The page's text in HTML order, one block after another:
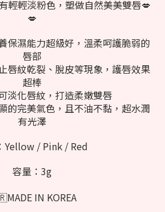
輕輕淡粉色，塑做自然美美雙唇💋
💋
保濕能力超級好，溫柔呵護脆弱的
唇部
唇紋乾裂、脫皮等現象，護唇效果
超棒
淡化唇紋，打造柔嫩雙唇
的完美氣色，且不油不黏，超水潤
有光澤
Yellow / Pink / Red
容量：3g
IN KOREA